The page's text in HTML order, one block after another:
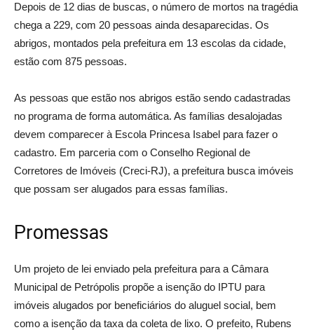
Depois de 12 dias de buscas, o número de mortos na tragédia
chega a 229, com 20 pessoas ainda desaparecidas. Os
abrigos, montados pela prefeitura em 13 escolas da cidade,
estão com 875 pessoas.
As pessoas que estão nos abrigos estão sendo cadastradas
no programa de forma automática. As famílias desalojadas
devem comparecer à Escola Princesa Isabel para fazer o
cadastro. Em parceria com o Conselho Regional de
Corretores de Imóveis (Creci-RJ), a prefeitura busca imóveis
que possam ser alugados para essas famílias.
Promessas
Um projeto de lei enviado pela prefeitura para a Câmara
Municipal de Petrópolis propõe a isenção do IPTU para
imóveis alugados por beneficiários do aluguel social, bem
como a isenção da taxa da coleta de lixo. O prefeito, Rubens